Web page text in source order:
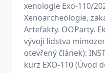
xenologie Exo-110/
Xenoarcheologie,
Artefakty. OOParty.
vývoji lidstva
otevřený článek):
kurz EXO-110 (Úvod